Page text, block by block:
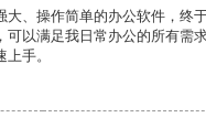
大、操作简单的办公软件，终
可以满足我日常办公的所有需
手。